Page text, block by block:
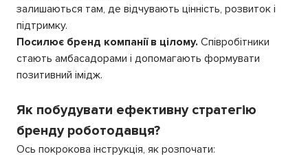
залишаються там, де відчувають цінність, розвиток і
підтримку.
Посилює бренд компанії в цілому. Співробітники
стають амбасадорами і допомагають формувати
позитивний імідж.
Як побудувати ефективну стратегію
бренду роботодавця?
Ось покрокова інструкція, як розпочати: